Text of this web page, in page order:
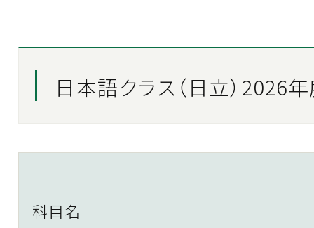
日本語クラス（日立）2026
科目名